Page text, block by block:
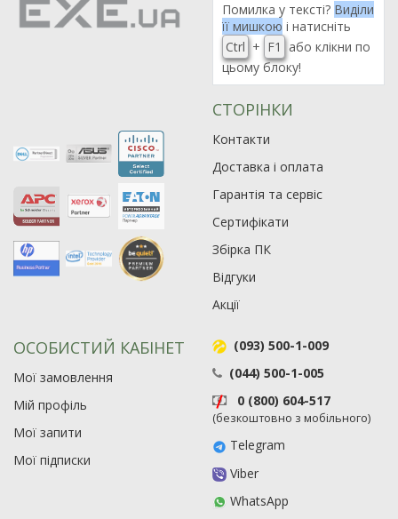
Рейтинг EXE.ua:4.6
Помилка у тексті? Виділи
її мишкою і натисніть
Ctrl + F1
або клікни по
цьому блоку!
СТОРІНКИ
Контакти
Доставка і оплата
Гарантія та сервіс
Сертифікати
Збірка ПК
Відгуки
Акції
ОСОБИСТИЙ КАБІНЕТ
Мої замовлення
Мій профіль
Мої запити
Мої підписки
(093) 500-1-009
(044) 500-1-005
0 (800) 604-517
(безкоштовно з мобільного)
Telegram
Viber
WhatsApp